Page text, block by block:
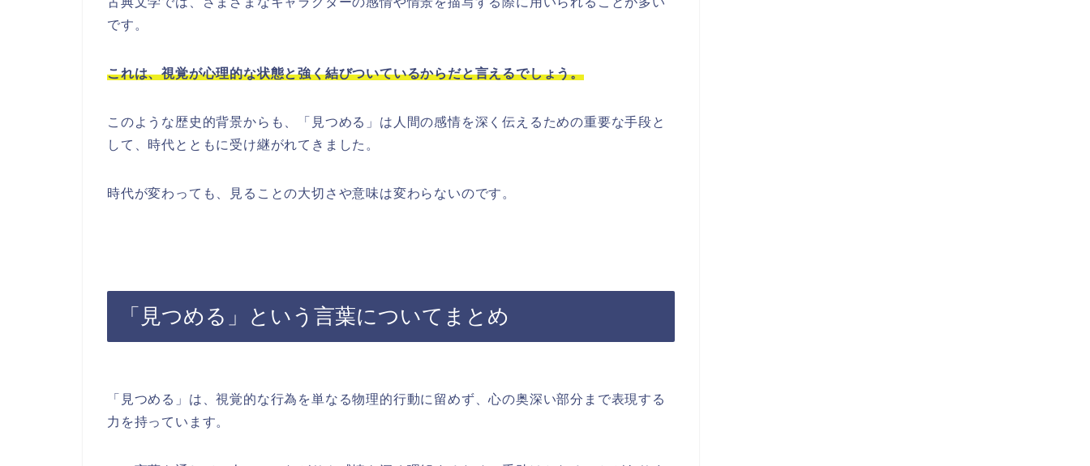
です。
これは、視覚が心理的な状態と強く結びついているからだと言えるでしょう。
このような歴史的背景からも、「見つめる」は人間の感情を深く伝えるための重要な手段と
して、時代とともに受け継がれてきました。
時代が変わっても、見ることの大切さや意味は変わらないのです。
「見つめる」という言葉についてまとめ
「見つめる」は、視覚的な行為を単なる物理的行動に留めず、心の奥深い部分まで表現する
力を持っています。